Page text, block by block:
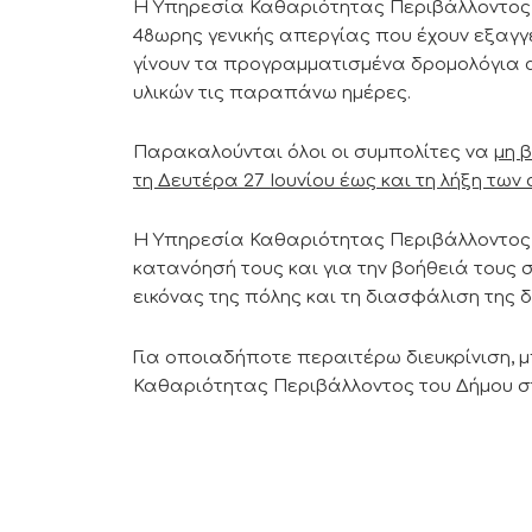
Η Υπηρεσία Καθαριότητας
48ωρης γενικής απεργίας που έχουν
γίνουν τα προγραμματισμένα
υλικών τις παραπάνω ημέρες.
Παρακαλούνται όλοι οι συμπολίτες να μη
τη Δευτέρα 27 Ιουνίου έως και τη λήξη
Η Υπηρεσία Καθαριότητας
κατανόησή τους και για την βοήθειά
εικόνας της πόλης και τη διασφάλιση της
Για οποιαδήποτε περαιτέρω διευκρίνιση,
Καθαριότητας Περιβάλλοντος του Δήμου